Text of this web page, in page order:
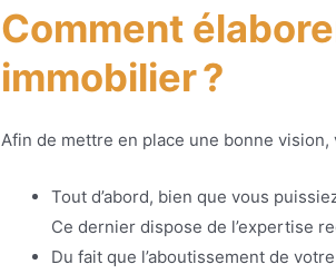
Comment
immobilier ?
Afin de mettre en place une bonne
Tout d’abord, bien que vous
Ce dernier dispose de l’expertise
Du fait que l’aboutissement de